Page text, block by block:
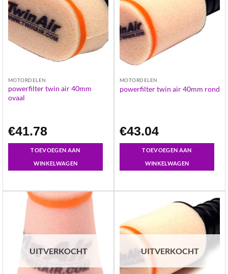
MOTORDELEN
powerfilter twin air 40mm
ovaal
€41.78
TOEVOEGEN AAN
WINKELWAGEN
MOTORDELEN
powerfilter twin air 40mm rond
€43.04
TOEVOEGEN AAN
WINKELWAGEN
UITVERKOCHT UITVERKOCHT